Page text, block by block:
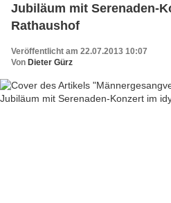
Jubiläum mit Serenaden-
Rathaushof
Veröffentlicht am 22.07.2013 10:07
Von Dieter Gürz